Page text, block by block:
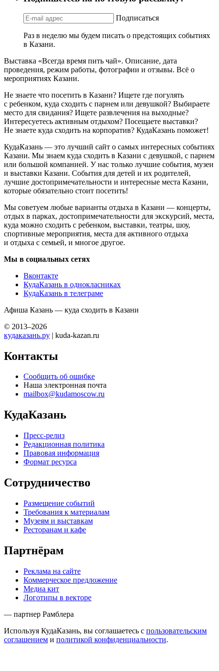
Подписаться
Раз в неделю мы будем писать о предстоящих событиях
в Казани.
Выставка «Всегда время пить чай». Описание, дата
проведения, режим работы, фотографии и отзывы. Всё о
мероприятиях Казани.
Не знаете что посетить в Казани? Ищете где погулять
с ребенком, куда сходить с парнем или девушкой? Выбираете
место для свидания? Ищете развлечения на выходные?
Интересуетесь активным отдыхом? Посещаете выставки?
Не знаете куда сходить на корпоратив? КудаКазань поможет!
КудаКазань — это лучший сайт о самых интересных событиях
Казани. Мы знаем куда сходить в Казани с девушкой, с парнем
или большой компанией. У нас только лучшие события, музеи
и выставки Казани. События для детей и их родителей,
лучшие достопримечательности и интересные места Казани,
которые обязательно стоит посетить!
Мы советуем любые варианты отдыха в Казани — концерты,
отдых в парках, достопримечательности для экскурсий, места,
куда можно сходить с ребенком, выставки, театры, шоу,
спортивные мероприятия, места для активного отдыха
и отдыха с семьей, и многое другое.
Мы в социальных сетях
Вконтакте
КудаКазань в однокласниках
КудаКазань в телеграме
Афиша Казань — куда сходить в Казани
© 2013–2026
кудаказань.ру | kuda-kazan.ru
Контакты
Сообщить об ошибке
Наша электронная почта
mailbox@kudamoscow.ru
КудаКазань
Пресс-релиз
Редакционная политика
Правовая информация
Формат ресурса
Сотрудничество
Размещение событий
Требования к материалам
Музеям и выставкам
Ресторанам и кафе
Партнёрам
Реклама на сайте
Коммерческое предложение
Медиа кит
Логотипы в векторе
— партнер Рамблера
Используя КудаКазань, вы соглашаетесь с пользовательским
соглашением и политикой конфиденциальности.